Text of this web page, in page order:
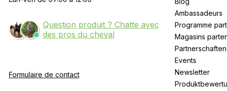
Question produit ? Chatte avec
des pros du cheval
Formulaire de contact
Ambassadeurs
Programme
Magasins
Partnerschaften
Events
Newsletter